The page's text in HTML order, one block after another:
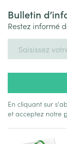
Bulletin
Restez informé
En cliquant sur
et acceptez notre